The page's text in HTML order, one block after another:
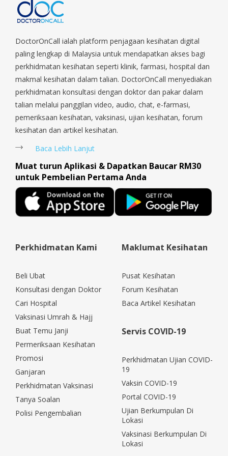
Parade, Marina, Macpherson, Mandai, Newton, Novena,
Orchard, Pasir Ris, Punggol, Potong Pasir, Paya Lebar,
Sengkang, Serangoon, Serangoon Rd, Seletar, Tampines, Toa
Payoh, Tanjong Pagar, Telok Blangah, Tanglin, Thomson, Tuas,
Tengah, Upper East Coast, Upper Bukit Timah, Upper Thomson,
Woodlands, West Coast, Yishun, Yio Chu Kang.
DoctorOnCall ialah platform penjagaan kesihatan digital
paling lengkap di Malaysia untuk mendapatkan akses bagi
perkhidmatan kesihatan seperti klinik, farmasi, hospital dan
makmal kesihatan dalam talian. DoctorOnCall menyediakan
perkhidmatan konsultasi dengan doktor dan pakar dalam
talian melalui panggilan video, audio, chat, e-farmasi,
pemeriksaan kesihatan, vaksinasi, ujian kesihatan, forum
kesihatan dan artikel kesihatan.
Baca Lebih Lanjut
Muat turun Aplikasi & Dapatkan Baucar RM30
untuk Pembelian Pertama Anda
Perkhidmatan Kami
Beli Ubat
Konsultasi dengan Doktor
Cari Hospital
Vaksinasi Umrah & Hajj
Buat Temu Janji
Permeriksaan Kesihatan
Promosi
Ganjaran
Perkhidmatan Vaksinasi
Tanya Soalan
Polisi Pengembalian
Maklumat Kesihatan
Pusat Kesihatan
Forum Kesihatan
Baca Artikel Kesihatan
Servis COVID-19
Perkhidmatan Ujian COVID-
19
Vaksin COVID-19
Portal COVID-19
Ujian Berkumpulan Di
Lokasi
Vaksinasi Berkumpulan Di
Lokasi